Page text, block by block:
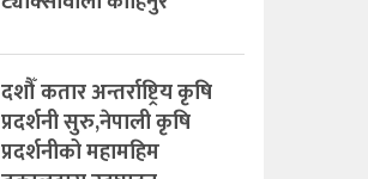
दशौँ कतार अन्तर्राष्ट्रिय कृषि
प्रदर्शनी सुरु,नेपाली कृषि
प्रदर्शनीको महामहिम